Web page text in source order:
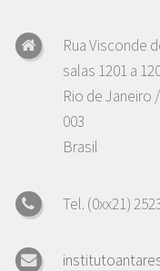
Rua Visconde
salas 1201 a
Rio de Janeiro
003
Brasil
Tel. (0xx21)